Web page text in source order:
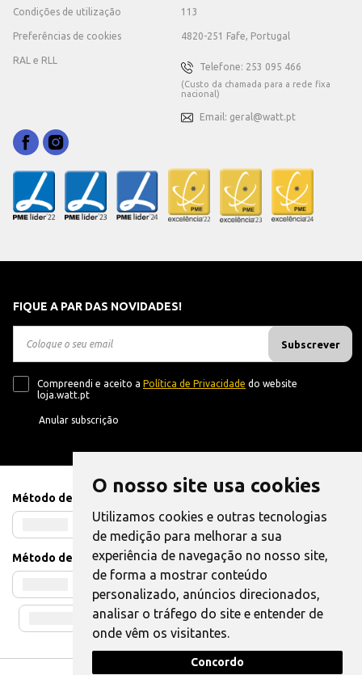
O nosso site usa cookies
Utilizamos cookies e outras tecnologias
de medição para melhorar a sua
experiência de navegação no nosso site,
de forma a mostrar conteúdo
personalizado, anúncios direcionados,
analisar o tráfego do site e entender de
onde vêm os visitantes.
Concordo
Condições de utilização
Preferências de cookies
RAL e RLL
113
4820-251 Fafe, Portugal
Telefone: 253 095 466
(Custo da chamada para a rede fixa
nacional)
Email: geral@watt.pt
FIQUE A PAR DAS NOVIDADES!
Subscrever
Compreendi e aceito a Política de Privacidade do website
loja.watt.pt
Anular subscrição
Método de Pagamento
Método de Envio